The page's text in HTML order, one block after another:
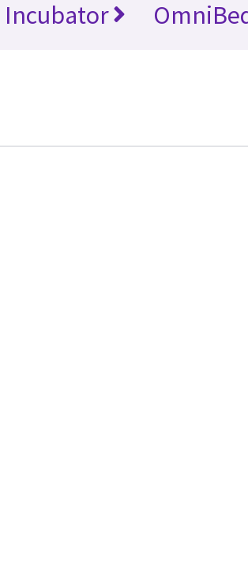
Incubator